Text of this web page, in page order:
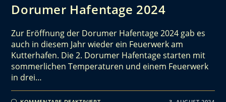
Dorumer Hafentage 2024
Zur Eröffnung der Dorumer Hafentage 2024 gab es
auch in diesem Jahr wieder ein Feuerwerk am
Kutterhafen. Die 2. Dorumer Hafentage starten mit
sommerlichen Temperaturen und einem Feuerwerk
in drei…